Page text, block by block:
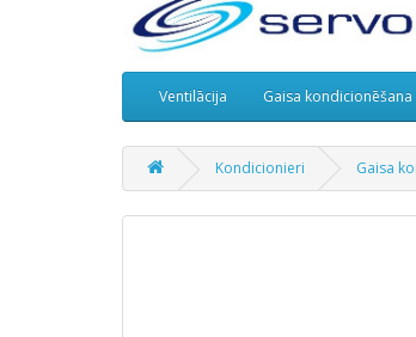
Ventilācija Gaisa kondicionēšana
Kondicionieri Gaisa